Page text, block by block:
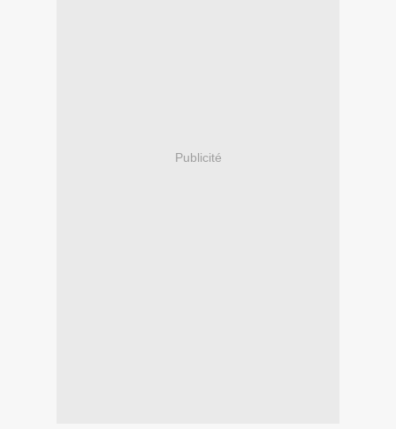
Publicité